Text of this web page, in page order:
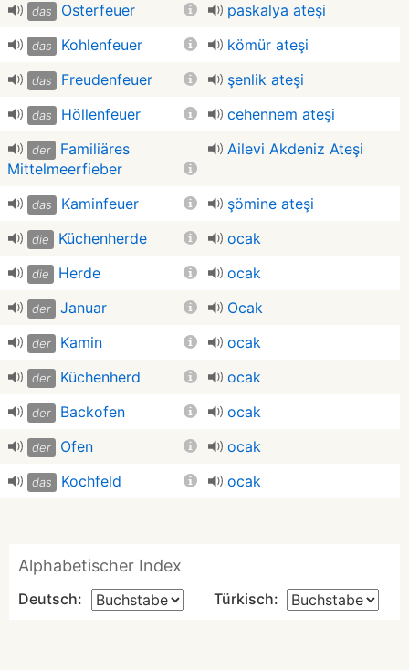
das Osterfeuer paskalya ateşi
das Kohlenfeuer kömür ateşi
das Freudenfeuer şenlik ateşi
das Höllenfeuer cehennem ateşi
der
Familiäres
Mittelmeerfieber
Ailevi Akdeniz Ateşi
das Kaminfeuer şömine ateşi
die Küchenherde ocak
die Herde ocak
der Januar Ocak
der Kamin ocak
der Küchenherd ocak
der Backofen ocak
der Ofen ocak
das Kochfeld ocak
Alphabetischer Index
Deutsch: Türkisch: